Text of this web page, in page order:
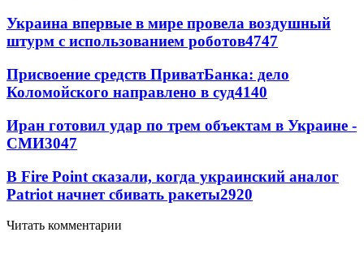
Украина впервые в мире провела воздушный
штурм с использованием роботов4747
Присвоение средств ПриватБанка: дело
Коломойского направлено в суд4140
Иран готовил удар по трем объектам в Украине -
СМИ3047
В Fire Point сказали, когда украинский аналог
Patriot начнет сбивать ракеты2920
Читать комментарии